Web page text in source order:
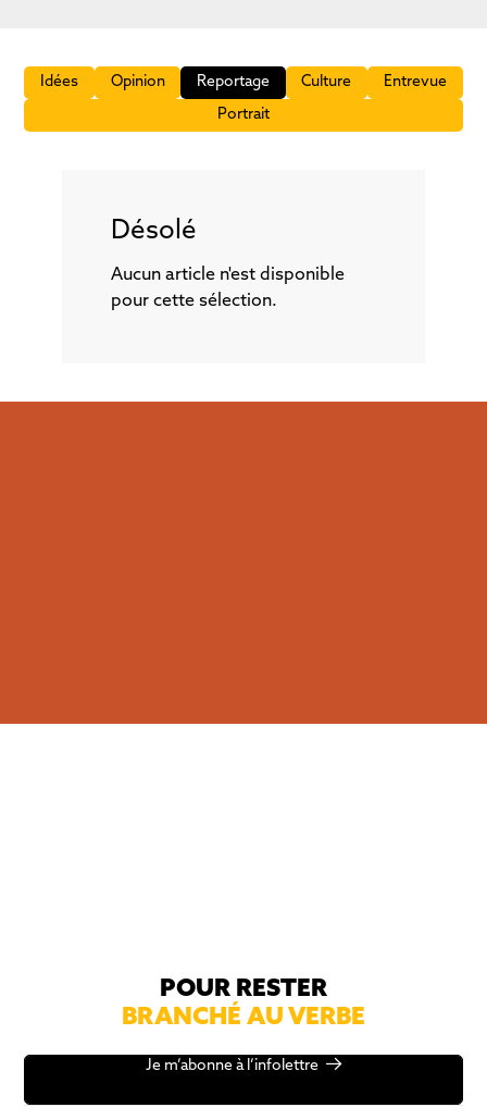
Idées Opinion Reportage Culture
Entrevue
Portrait
Désolé
Aucun article n'est disponible
pour cette sélection.
POUR RESTER
BRANCHÉ AU VERBE
Je m’abonne à l’infolettre